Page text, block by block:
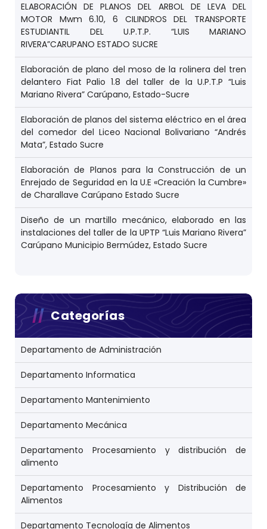
ELABORACIÓN DE PLANOS DEL ARBOL DE LEVA DEL
MOTOR Mwm 6.10, 6 CILINDROS DEL TRANSPORTE
ESTUDIANTIL DEL U.P.T.P. “LUIS MARIANO
RIVERA”CARUPANO ESTADO SUCRE
Elaboración de plano del moso de la rolinera del tren
delantero Fiat Palio 1.8 del taller de la U.P.T.P “Luis
Mariano Rivera” Carúpano, Estado-Sucre
Elaboración de planos del sistema eléctrico en el área
del comedor del Liceo Nacional Bolivariano “Andrés
Mata”, Estado Sucre
Elaboración de Planos para la Construcción de un
Enrejado de Seguridad en la U.E «Creación la Cumbre»
de Charallave Carúpano Estado Sucre
Diseño de un martillo mecánico, elaborado en las
instalaciones del taller de la UPTP “Luis Mariano Rivera”
Carúpano Municipio Bermúdez, Estado Sucre
Categorías
Departamento de Administración
Departamento Informatica
Departamento Mantenimiento
Departamento Mecánica
Departamento Procesamiento y distribución de
alimento
Departamento Procesamiento y Distribución de
Alimentos
Departamento Tecnología de Alimentos